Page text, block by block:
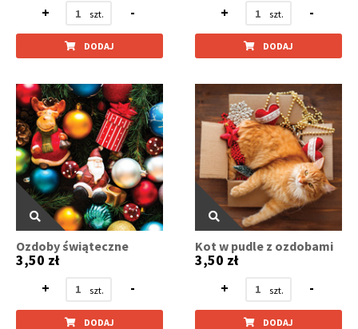
+ -
DODAJ
+ -
DODAJ
Ozdoby świąteczne
3,50 zł
+
-
DODAJ
Kot w pudle z ozdobami
3,50 zł
+
-
DODAJ